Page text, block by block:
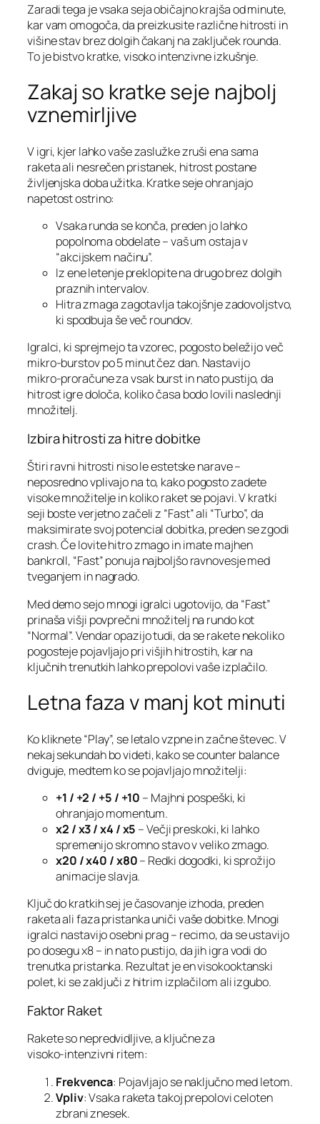
Zaradi tega je vsaka seja običajno krajša od minute,
kar vam omogoča, da preizkusite različne hitrosti in
višine stav brez dolgih čakanj na zaključek rounda.
To je bistvo kratke, visoko intenzivne izkušnje.
Zakaj so kratke seje najbolj
vznemirljive
V igri, kjer lahko vaše zaslužke zruši ena sama
raketa ali nesrečen pristanek, hitrost postane
življenjska doba užitka. Kratke seje ohranjajo
napetost ostrino:
Vsaka runda se konča, preden jo lahko
popolnoma obdelate – vaš um ostaja v
“akcijskem načinu”.
Iz ene letenje preklopite na drugo brez dolgih
praznih intervalov.
Hitra zmaga zagotavlja takojšnje zadovoljstvo,
ki spodbuja še več roundov.
Igralci, ki sprejmejo ta vzorec, pogosto beležijo več
mikro‑burstov po 5 minut čez dan. Nastavijo
mikro‑proračune za vsak burst in nato pustijo, da
hitrost igre določa, koliko časa bodo lovili naslednji
množitelj.
Izbira hitrosti za hitre dobitke
Štiri ravni hitrosti niso le estetske narave –
neposredno vplivajo na to, kako pogosto zadete
visoke množitelje in koliko raket se pojavi. V kratki
seji boste verjetno začeli z “Fast” ali “Turbo”, da
maksimirate svoj potencial dobitka, preden se zgodi
crash. Če lovite hitro zmago in imate majhen
bankroll, “Fast” ponuja najboljšo ravnovesje med
tveganjem in nagrado.
Med demo sejo mnogi igralci ugotovijo, da “Fast”
prinaša višji povprečni množitelj na rundo kot
“Normal”. Vendar opazijo tudi, da se rakete nekoliko
pogosteje pojavljajo pri višjih hitrostih, kar na
ključnih trenutkih lahko prepolovi vaše izplačilo.
Letna faza v manj kot minuti
Ko kliknete “Play”, se letalo vzpne in začne števec. V
nekaj sekundah bo videti, kako se counter balance
dviguje, medtem ko se pojavljajo množitelji:
+1 / +2 / +5 / +10 – Majhni pospeški, ki
ohranjajo momentum.
x2 / x3 / x4 / x5 – Večji preskoki, ki lahko
spremenijo skromno stavo v veliko zmago.
x20 / x40 / x80– Redki dogodki, ki sprožijo
animacije slavja.
Ključ do kratkih sej je časovanje izhoda, preden
raketa ali faza pristanka uniči vaše dobitke. Mnogi
igralci nastavijo osebni prag – recimo, da se ustavijo
po dosegu x8 – in nato pustijo, da jih igra vodi do
trenutka pristanka. Rezultat je en visokooktanski
polet, ki se zaključi z hitrim izplačilom ali izgubo.
Faktor Raket
Rakete so nepredvidljive, a ključne za
visoko‑intenzivni ritem:
Frekvenca: Pojavljajo se naključno med letom.
Vpliv: Vsaka raketa takoj prepolovi celoten
zbrani znesek.